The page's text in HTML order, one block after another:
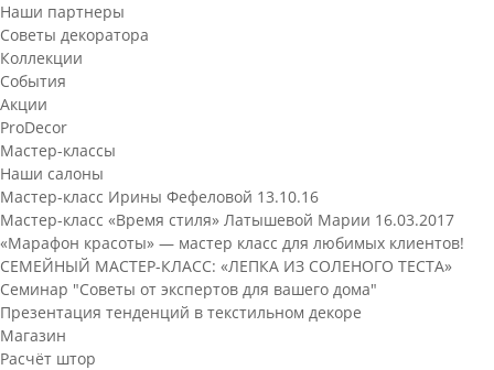
Наши партнеры
Советы декоратора
Коллекции
События
Акции
ProDecor
Мастер-классы
Наши салоны
Мастер-класс Ирины Фефеловой 13.10.16
Мастер-класс «Время стиля» Латышевой Марии 16.03.2017
«Марафон красоты» — мастер класс для любимых клиентов!
СЕМЕЙНЫЙ МАСТЕР-КЛАСС: «ЛЕПКА ИЗ СОЛЕНОГО ТЕСТА»
Cеминар "Советы от экспертов для вашего дома"
Презентация тенденций в текстильном декоре
Магазин
Расчёт штор